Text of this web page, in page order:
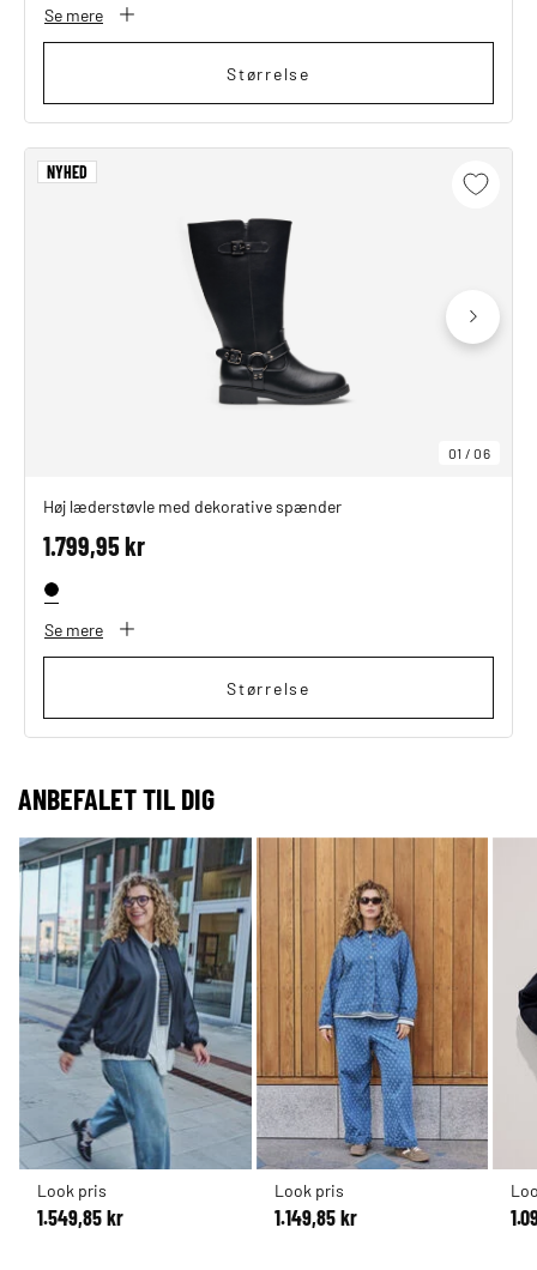
Se mere
Størrelse
01 /06
NYHED
Høj læderstøvle med dekorative spænder
1.799,95 kr
Se mere
Størrelse
ANBEFALET TIL DIG
Look pris
1.549,85 kr
Look pris
1.149,85 kr